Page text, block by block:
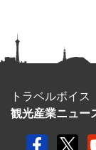
トラベルボイス
観光産業ニュー